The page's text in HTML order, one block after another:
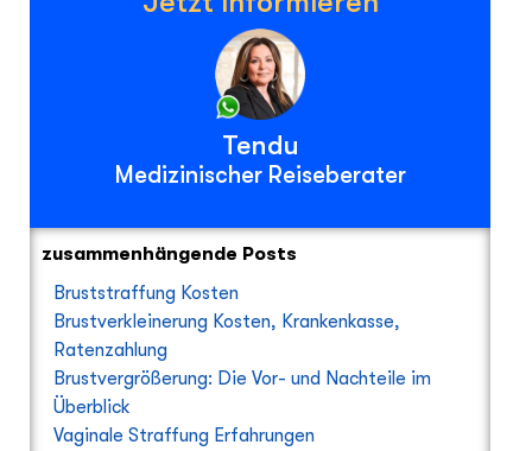
Tendu
Medizinischer Reiseberater
zusammenhängende Posts
Bruststraffung Kosten
Brustverkleinerung Kosten, Krankenkasse,
Ratenzahlung
Brustvergrößerung: Die Vor- und Nachteile im
Überblick
Vaginale Straffung Erfahrungen